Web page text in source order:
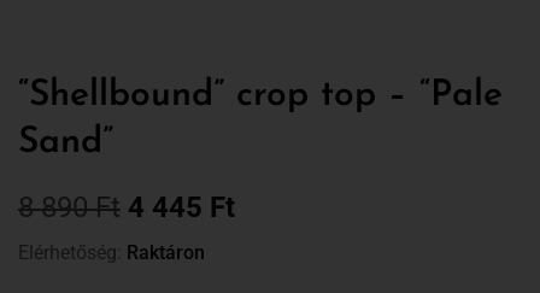
“Shellbound” crop top – “Pale
Sand”
8 890Ft 4 445 Ft
Elérhetőség: Raktáron